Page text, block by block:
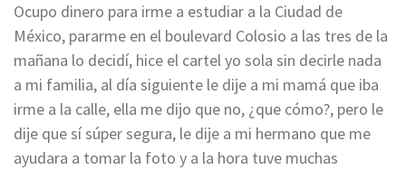
Ocupo dinero para irme a estudiar a la Ciudad de
México, pararme en el boulevard Colosio a las tres de la
mañana lo decidí, hice el cartel yo sola sin decirle nada
a mi familia, al día siguiente le dije a mi mamá que iba
irme a la calle, ella me dijo que no, ¿que cómo?, pero le
dije que sí súper segura, le dije a mi hermano que me
ayudara a tomar la foto y a la hora tuve muchas